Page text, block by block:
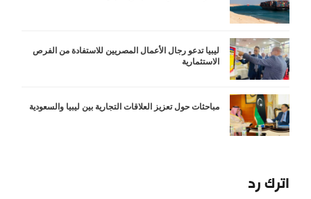
ليبيا تدعو رجال الأعمال المصريين للاستفادة من الفرص
الاستثمارية
مباحثات حول تعزيز العلاقات التجارية بين ليبيا والسعودية
اترك رد